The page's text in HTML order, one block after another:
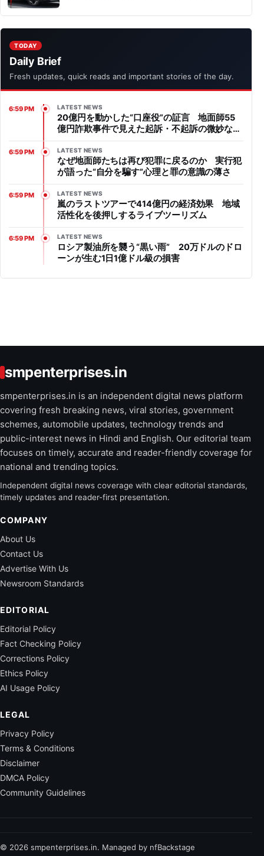
TODAY
Daily Brief
Fresh updates, quick reads and important stories of the day.
6:59 PM LATEST NEWS
20億円を動かした“口座役”の証言 地面師55
億円詐欺事件で見えた起訴・不起訴の微妙なラ
イン
6:59 PM LATEST NEWS
なぜ地面師たちは再び犯罪に戻るのか 実行犯
が語った“自分を騙す”心理と罪の意識の薄さ
6:59 PM LATEST NEWS
嵐のラストツアーで414億円の経済効果 地域
活性化を後押しするライブツーリズム
6:59 PM LATEST NEWS
ロシア製油所を襲う“黒い雨” 20万ドルのドロ
ーンが生む1日1億ドル級の損害
smpenterprises.in
smpenterprises.in is an independent digital news platform
covering fresh breaking news, viral stories, government
schemes, automobile updates, technology trends and
public-interest news in Hindi and English. Our editorial team
focuses on timely, accurate and reader-friendly coverage for
national and trending topics.
Independent digital news coverage with clear editorial standards,
timely updates and reader-first presentation.
COMPANY
About Us
Contact Us
Advertise With Us
Newsroom Standards
EDITORIAL
Editorial Policy
Fact Checking Policy
Corrections Policy
Ethics Policy
AI Usage Policy
LEGAL
Privacy Policy
Terms & Conditions
Disclaimer
DMCA Policy
Community Guidelines
© 2026 smpenterprises.in. Managed by nfBackstage